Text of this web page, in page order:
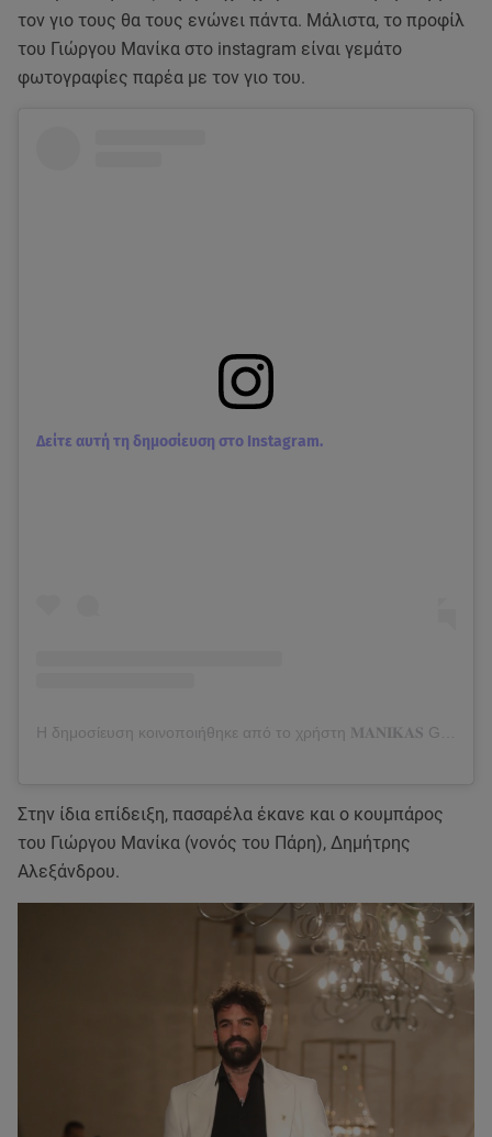
τον γιο τους θα τους ενώνει πάντα. Μάλιστα, το προφίλ
του Γιώργου Μανίκα στο instagram είναι γεμάτο
φωτογραφίες παρέα με τον γιο του.
Δείτε αυτή τη δημοσίευση στο Instagram.
Στην ίδια επίδειξη, πασαρέλα έκανε και ο κουμπάρος
του Γιώργου Μανίκα (νονός του Πάρη), Δημήτρης
Αλεξάνδρου.